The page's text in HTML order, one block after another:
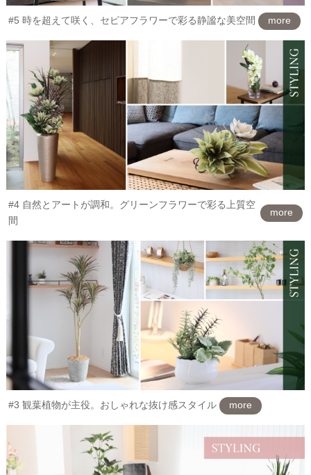
#5 時を超えて咲く、セピアフラワーで彩る静謐な美空間 more
#4 自然とアートが調和。グリーンフラワーで彩る上質空
間
more
#3 観葉植物が主役。おしゃれな抜け感スタイル more